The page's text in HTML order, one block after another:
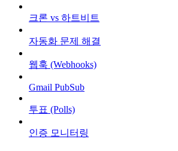
크론 vs 하트비트
자동화 문제 해결
웹훅 (Webhooks)
Gmail PubSub
투표 (Polls)
인증 모니터링